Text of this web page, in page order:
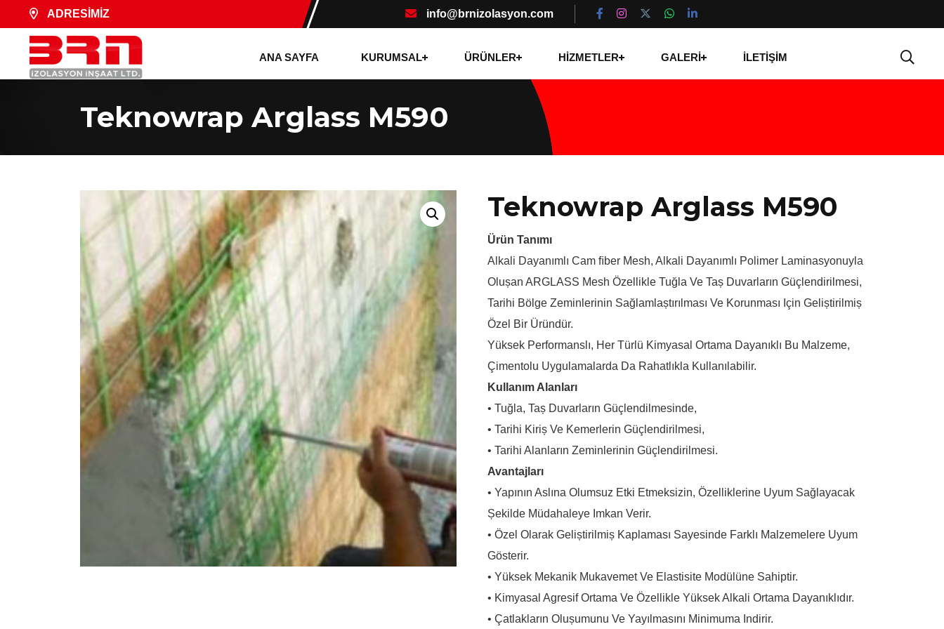
ADRESİMİZ info@brnizolasyon.com
ANA SAYFA KURUMSAL ÜRÜNLER HİZMETLER GALERİ İLETİŞİM
Teknowrap Arglass M590
Teknowrap Arglass M590
Ürün Tanımı
Alkali Dayanımlı Cam FIber Mesh, Alkali Dayanımlı Polimer Laminasyonuyla
Olușan ARGLASS Mesh Özellikle Tuğla Ve Taș Duvarların Güçlendirilmesi,
Tarihi Bölge Zeminlerinin Sağlamlaștırılması Ve Korunması Için Geliștirilmiș
Özel Bir Üründür.
Yüksek Performanslı, Her Türlü Kimyasal Ortama Dayanıklı Bu Malzeme,
Çimentolu Uygulamalarda Da Rahatlıkla Kullanılabilir.
Kullanım Alanları
• Tuğla, Taș Duvarların Güçlendilmesinde,
• Tarihi Kiriș Ve Kemerlerin Güçlendirilmesi,
• Tarihi Alanların Zeminlerinin Güçlendirilmesi.
Avantajları
• Yapının Aslına Olumsuz Etki Etmeksizin, Özelliklerine Uyum Sağlayacak
Șekilde Müdahaleye Imkan Verir.
• Özel Olarak Geliștirilmiș Kaplaması Sayesinde Farklı Malzemelere Uyum
Gösterir.
• Yüksek Mekanik Mukavemet Ve Elastisite Modülüne Sahiptir.
• Kimyasal Agresif Ortama Ve Özellikle Yüksek Alkali Ortama Dayanıklıdır.
• Çatlakların Olușumunu Ve Yayılmasını Minimuma Indirir.